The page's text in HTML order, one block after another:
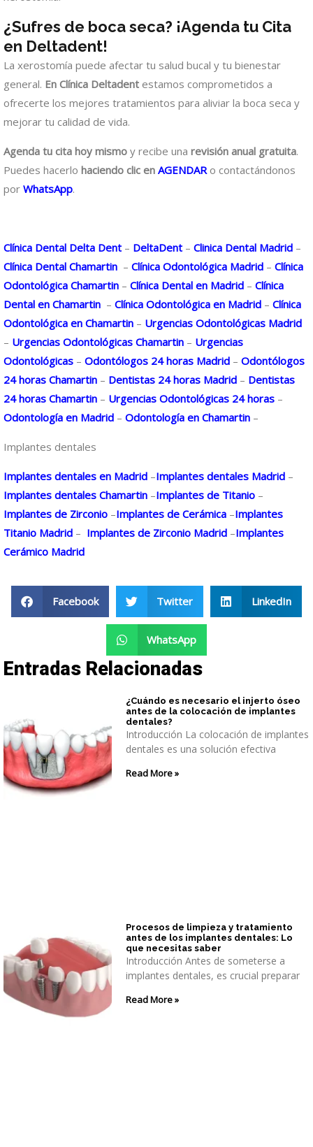
¿Sufres de boca seca? ¡Agenda tu Cita
en Deltadent!
La xerostomía puede afectar tu salud bucal y tu bienestar
general. En Clínica Deltadent estamos comprometidos a
ofrecerte los mejores tratamientos para aliviar la boca seca y
mejorar tu calidad de vida.
Agenda tu cita hoy mismo y recibe una revisión anual gratuita.
Puedes hacerlo haciendo clic en AGENDARo contactándonos
por WhatsApp.
Clínica Dental Delta Dent – DeltaDent – Clinica Dental Madrid –
Clínica Dental Chamartin – Clínica Odontológica Madrid – Clínica
Odontológica Chamartin – Clínica Dental en Madrid – Clínica
Dental en Chamartin – Clínica Odontológica en Madrid – Clínica
Odontológica en Chamartin – Urgencias Odontológicas Madrid
– Urgencias Odontológicas Chamartin – Urgencias
Odontológicas – Odontólogos 24 horas Madrid – Odontólogos
24 horas Chamartin – Dentistas 24 horas Madrid – Dentistas
24 horas Chamartin – Urgencias Odontológicas 24 horas –
Odontología en Madrid – Odontología en Chamartin –
Implantes dentales
Implantes dentales en Madrid –Implantes dentales Madrid –
Implantes dentales Chamartin –Implantes de Titanio –
Implantes de Zirconio –Implantes de Cerámica –Implantes
Titanio Madrid – Implantes de Zirconio Madrid –Implantes
Cerámico Madrid
Facebook Twitter LinkedIn
WhatsApp
Entradas Relacionadas
¿Cuándo es necesario el injerto óseo
antes de la colocación de implantes
dentales?
Introducción La colocación de implantes
dentales es una solución efectiva
Read More »
Procesos de limpieza y tratamiento
antes de los implantes dentales: Lo
que necesitas saber
Introducción Antes de someterse a
implantes dentales, es crucial preparar
Read More »